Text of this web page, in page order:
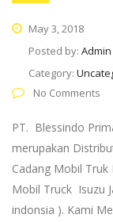
May 3, 2018
Posted by: Admin
Category:
No Comments
PT. Blessindo
merupakan
Cadang Mobil Truk
Mobil Truck Isuzu
indonsia ). Kami